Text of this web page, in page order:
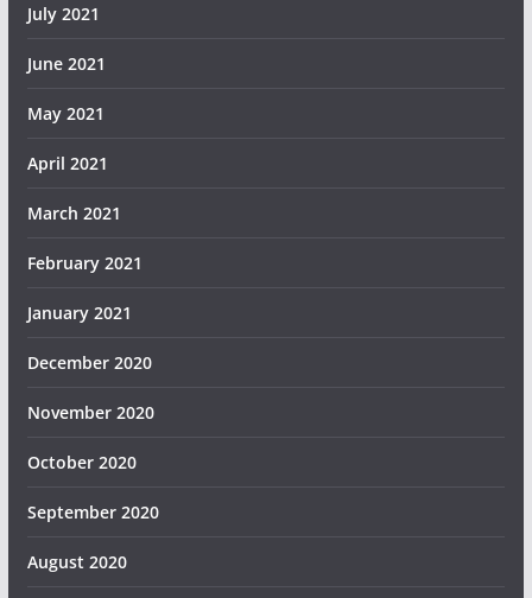
July 2021
June 2021
May 2021
April 2021
March 2021
February 2021
January 2021
December 2020
November 2020
October 2020
September 2020
August 2020